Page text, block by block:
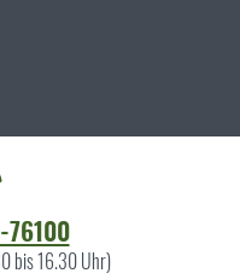
bis 16.30 Uhr)